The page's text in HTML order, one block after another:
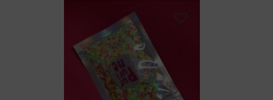
ADICIONAR AO CARRINHO